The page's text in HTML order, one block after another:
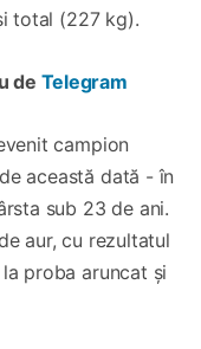
total (227 kg).
de Telegram
campion
această dată - în
sub 23 de ani.
aur, cu rezultatul
proba aruncat și